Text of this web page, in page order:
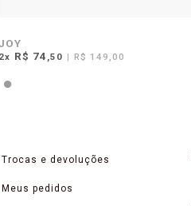
2x R$ 74 ,50 | R$ 149,00
Trocas e devoluções
Meus pedidos